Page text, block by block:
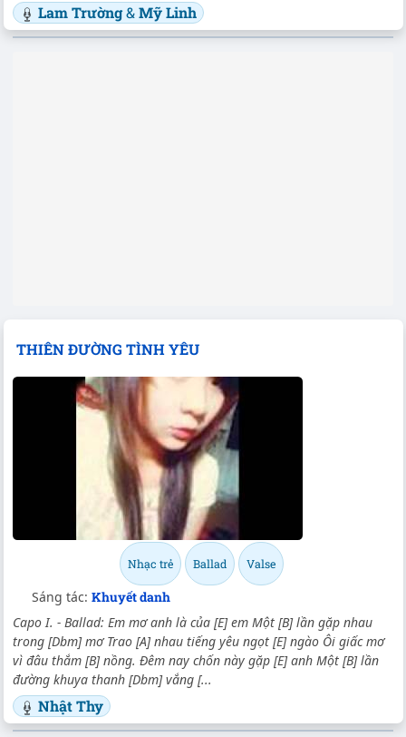
Lam Trường&Mỹ Linh
THIÊN ĐƯỜNG TÌNH YÊU
Nhạc trẻ Ballad Valse
Sáng tác: Khuyết danh
Capo I. - Ballad: Em mơ anh là của [E] em Một [B] lần gặp nhau
trong [Dbm] mơ Trao [A] nhau tiếng yêu ngọt [E] ngào Ôi giấc mơ
vì đâu thắm [B] nồng. Đêm nay chốn này gặp [E] anh Một [B] lần
đường khuya thanh [Dbm] vắng [...
Nhật Thy